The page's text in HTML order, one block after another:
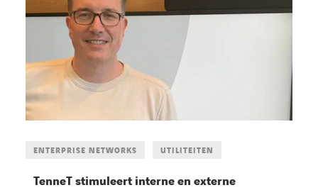
ENTERPRISE NETWORKS UTILITEITEN
TenneT stimuleert interne en externe